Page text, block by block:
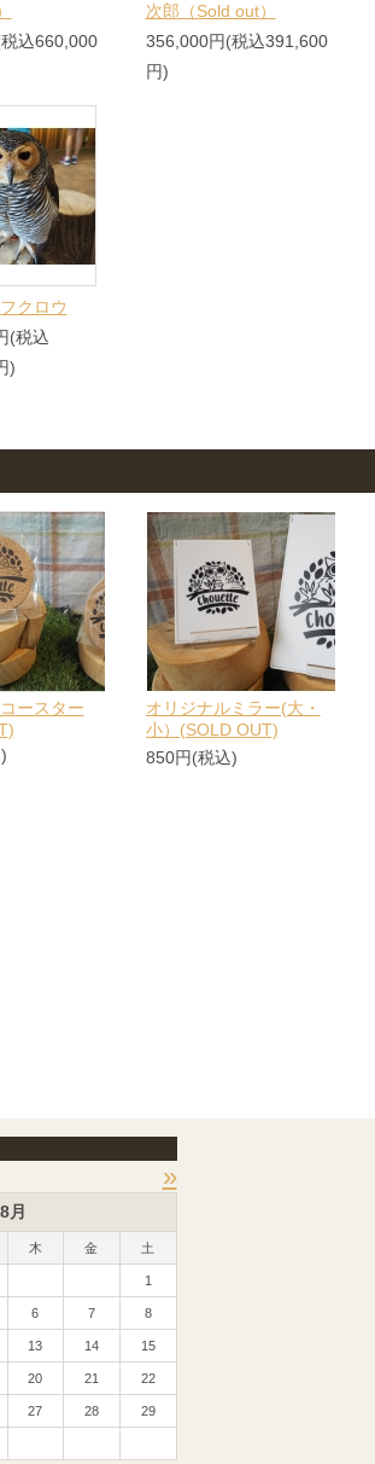
込660,000
次郎（Sold out）
356,000円(税込391,600
円)
クロウ
(税込
)
ースター
オリジナルミラー(大・
小）(SOLD OUT)
850円(税込)
»
月
木 金 土
1
6 7 8
13 14 15
20 21 22
27 28 29